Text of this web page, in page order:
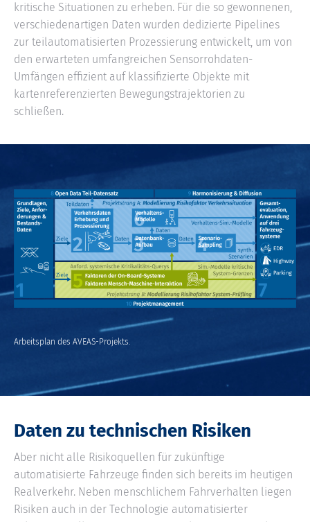
kritische Situationen zu erheben. Für die so gewonnenen,
verschiedenartigen Daten wurden dedizierte Pipelines
zur teilautomatisierten Prozessierung entwickelt, um von
den erwarteten umfangreichen Sensorrohdaten-
Umfängen effizient auf klassifizierte Objekte mit
kartenreferenzierten Bewegungstrajektorien zu
schließen.
Arbeitsplan des AVEAS-Projekts.
Daten zu technischen Risiken
Aber nicht alle Risikoquellen für zukünftige
automatisierte Fahrzeuge finden sich bereits im heutigen
Realverkehr. Neben menschlichem Fahrverhalten liegen
Risiken auch in der Technologie automatisierter